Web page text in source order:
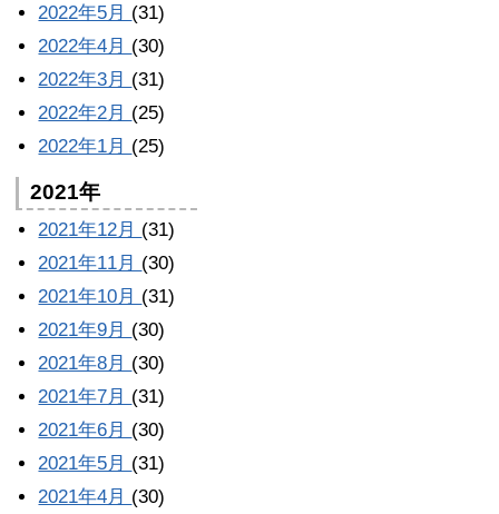
2022年5月 (31)
2022年4月 (30)
2022年3月 (31)
2022年2月 (25)
2022年1月 (25)
2021年
2021年12月 (31)
2021年11月 (30)
2021年10月 (31)
2021年9月 (30)
2021年8月 (30)
2021年7月 (31)
2021年6月 (30)
2021年5月 (31)
2021年4月 (30)